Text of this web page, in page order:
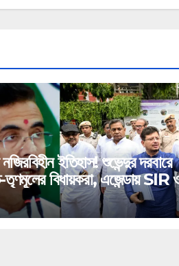
ইতিহাস! শুভেন্দুর দরবারে
বিধায়করা, এজেন্ডায় SIR
প্ল্যান!